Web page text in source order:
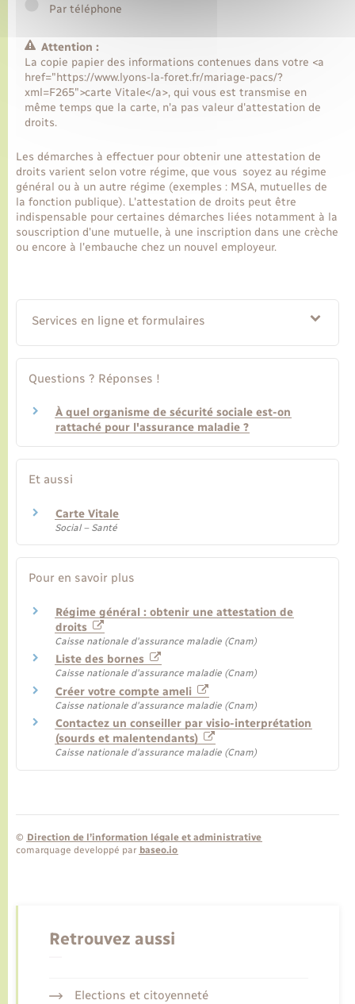
Par téléphone
Attention :
La copie papier des informations contenues dans votre <a
href="https://www.lyons-la-foret.fr/mariage-pacs/?
xml=F265">carte Vitale</a>, qui vous est transmise en
même temps que la carte, n'a pas valeur d'attestation de
droits.
Les démarches à effectuer pour obtenir une attestation de
droits varient selon votre régime, que vous soyez au régime
général ou à un autre régime (exemples : MSA, mutuelles de
la fonction publique). L'attestation de droits peut être
indispensable pour certaines démarches liées notamment à la
souscription d'une mutuelle, à une inscription dans une crèche
ou encore à l'embauche chez un nouvel employeur.
Services en ligne et formulaires
Questions ? Réponses !
À quel organisme de sécurité sociale est-on
rattaché pour l'assurance maladie ?
Et aussi
Carte Vitale
Social – Santé
Pour en savoir plus
Régime général : obtenir une attestation de
droits
Caisse nationale d'assurance maladie (Cnam)
Liste des bornes
Caisse nationale d'assurance maladie (Cnam)
Créer votre compte ameli
Caisse nationale d'assurance maladie (Cnam)
Contactez un conseiller par visio-interprétation
(sourds et malentendants)
Caisse nationale d'assurance maladie (Cnam)
© Direction de l’information légale et administrative
comarquage developpé par baseo.io
Retrouvez aussi
Elections et citoyenneté